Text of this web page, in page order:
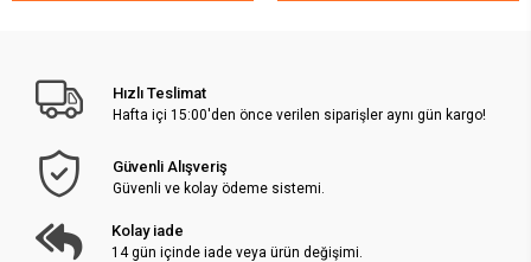
Hızlı Teslimat
Hafta içi 15:00'den önce verilen siparişler aynı gün kargo!
Güvenli Alışveriş
Güvenli ve kolay ödeme sistemi.
Kolay iade
14 gün içinde iade veya ürün değişimi.